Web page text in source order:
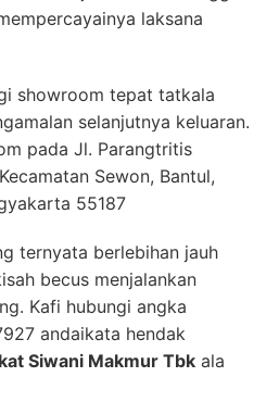
laksana
showroom tepat tatkala
selanjutnya keluaran.
pada Jl. Parangtritis
Sewon, Bantul,
55187
ternyata berlebihan jauh
becus menjalankan
Kafi hubungi angka
andaikata hendak
Siwani Makmur Tbk ala